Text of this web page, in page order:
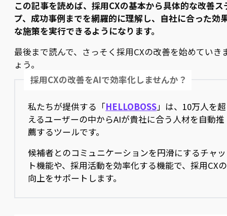
この記事を読めば、採用CXの基本から具体的な改善ス
プ、成功事例までを網羅的に理解し、自社に合った効
な施策を実行できるようになります。
最後まで読んで、さっそく採用CXの改善を始めていき
ょう。
採用CXの改善をAIで効率化しませんか？
私たちが提供する「HELLOBOSS」は、10万人を超
えるユーザーの中からAIが貴社に合う人材を自動推
薦するツールです。
候補者とのコミュニケーションを円滑にするチャッ
ト機能や、採用活動を効率化する機能で、採用CXの
向上をサポートします。